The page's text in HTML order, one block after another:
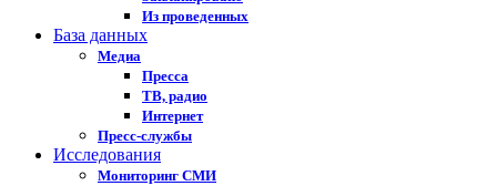
Из проведенных
База данных
Медиа
Пресса
ТВ, радио
Интернет
Пресс-службы
Исследования
Мониторинг СМИ